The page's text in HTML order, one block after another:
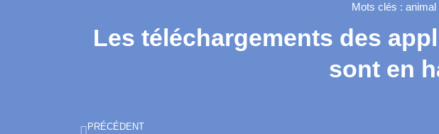
Mots clés : animal
Les téléchargements des
sont en
PRÉCÉDENT